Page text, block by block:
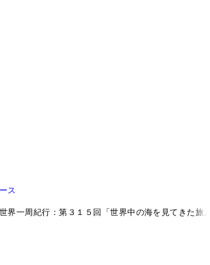
ス
界一周紀行：第３１５回「世界中の海を見てきた